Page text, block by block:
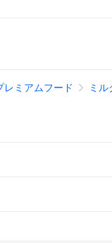
レミアムフード
ミ